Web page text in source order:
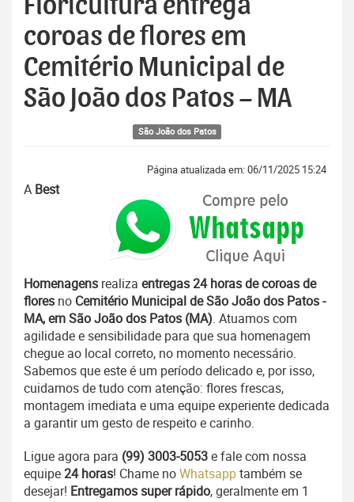
Floricultura entrega
coroas de flores em
Cemitério Municipal de
São João dos Patos – MA
São João dos Patos
Página atualizada em: 06/11/2025 15:24
A Best
Homenagens realiza entregas 24 horas de coroas de
flores no Cemitério Municipal de São João dos Patos -
MA, em São João dos Patos (MA). Atuamos com
agilidade e sensibilidade para que sua homenagem
chegue ao local correto, no momento necessário.
Sabemos que este é um período delicado e, por isso,
cuidamos de tudo com atenção: flores frescas,
montagem imediata e uma equipe experiente dedicada
a garantir um gesto de respeito e carinho.
Ligue agora para (99) 3003-5053e fale com nossa
equipe24 horas! Chame noWhatsapptambém se
desejar! Entregamos super rápido, geralmente em 1